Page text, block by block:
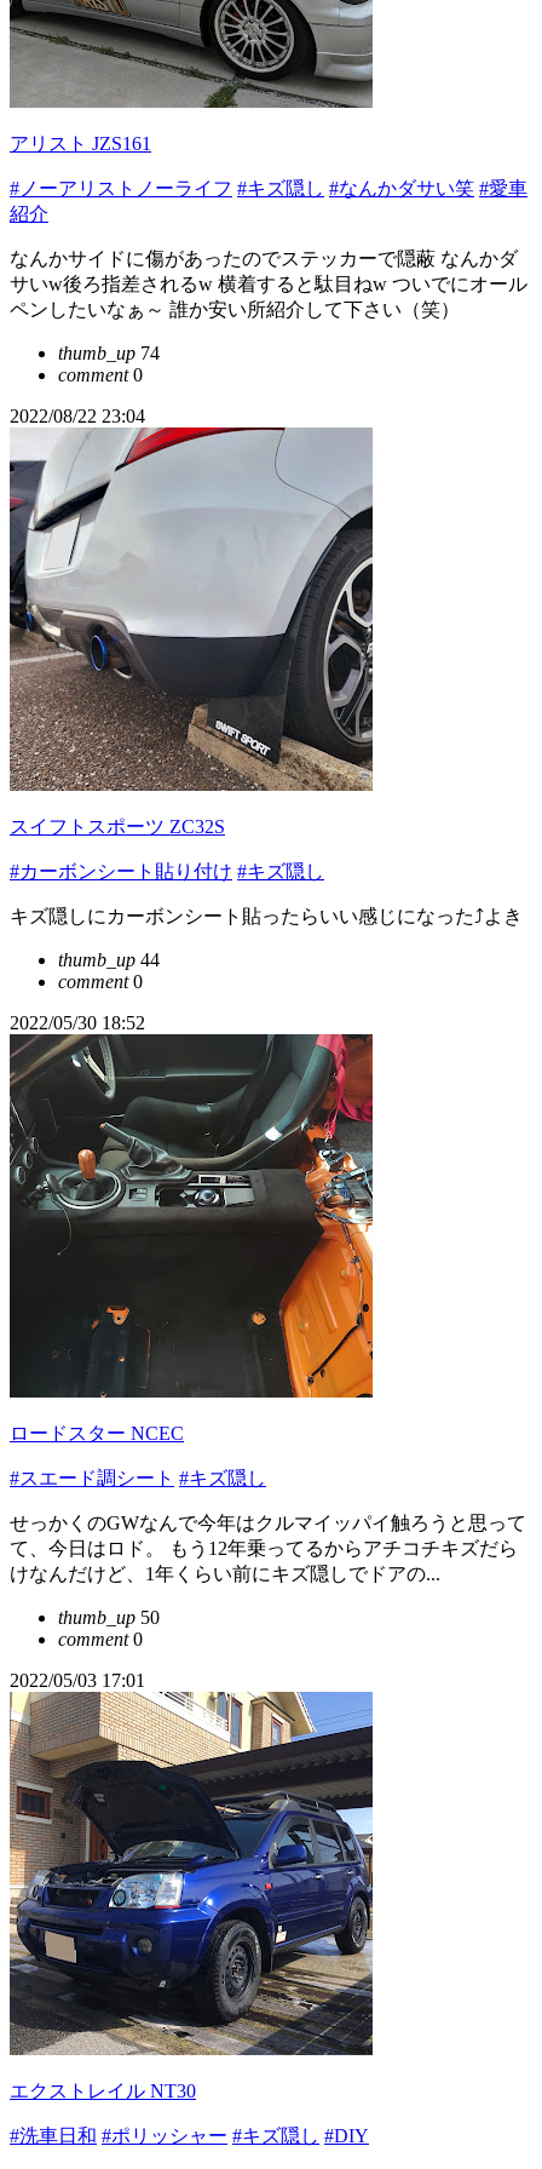
アリスト JZS161
#ノーアリストノーライフ #キズ隠し #なんかダサい笑 #愛車
紹介
なんかサイドに傷があったのでステッカーで隠蔽 なんかダ
サいw後ろ指差されるw 横着すると駄目ねw ついでにオール
ペンしたいなぁ～ 誰か安い所紹介して下さい（笑）
thumb_up 74
comment0
2022/08/22 23:04
スイフトスポーツ ZC32S
#カーボンシート貼り付け #キズ隠し
キズ隠しにカーボンシート貼ったらいい感じになった⤴️よき
thumb_up 44
comment0
2022/05/30 18:52
ロードスター NCEC
#スエード調シート #キズ隠し
せっかくのGWなんで今年はクルマイッパイ触ろうと思って
て、今日はロド。 もう12年乗ってるからアチコチキズだら
けなんだけど、1年くらい前にキズ隠しでドアの...
thumb_up 50
comment0
2022/05/03 17:01
エクストレイル NT30
#洗車日和 #ポリッシャー #キズ隠し #DIY